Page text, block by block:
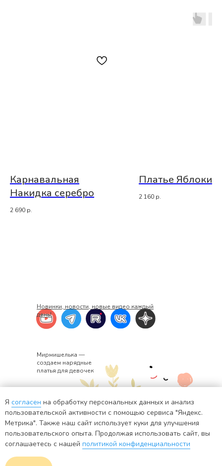
Карнавальная
Накидка серебро
2 690 р.
Платье Яблоки
2 160 р.
Мирмишелька —
создаем нарядные
платья для девочек
info@mirmishelka.ru
+7 920 382-34-02 ИНН: 441401571176
Новинки, новости, новые видео каждый
день!
ИП Шадрина Екатерина Евгеньевна
Политика конфиденциальности
Я согласен на обработку персональных данных и анализ
пользовательской активности с помощью сервиса "Яндекс.
Метрика". Также наш сайт использует куки для улучшения
пользовательского опыта. Продолжая использовать сайт, вы
соглашаетесь с нашей политикой конфиденциальности